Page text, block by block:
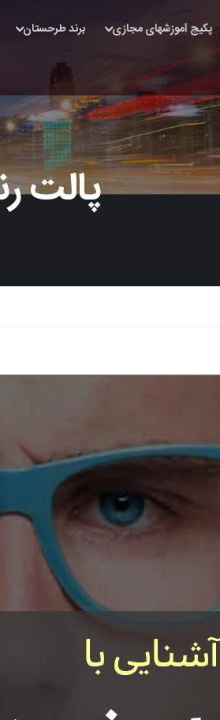
پکیج آموزشهای مجازی برند طرحستان
پالت